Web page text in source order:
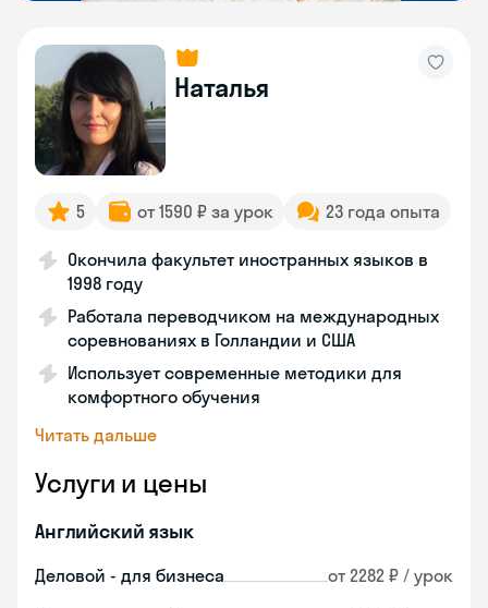
Наталья
5 от 1590 ₽ за урок 23 года опыта
Окончила факультет иностранных языков в
1998 году
Работала переводчиком на международных
соревнованиях в Голландии и США
Использует современные методики для
комфортного обучения
Читать дальше
Услуги и цены
Английский язык
Деловой - для бизнеса от 2282 ₽ / урок